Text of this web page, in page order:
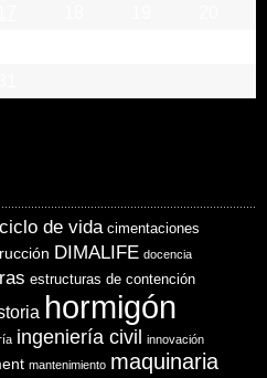
ciclo de vida cimentaciones
DIMALIFE docencia
estructuras de contención
hormigón
ingeniería civil innovación
mantenimiento maquinaria